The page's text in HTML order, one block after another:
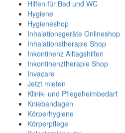
Hilfen für Bad und WC
Hygiene
Hygieneshop
Inhalationsgeräte Onlineshop
Inhalationstherapie Shop
Inkontinenz Alltagshilfen
Inkontinenztherapie Shop
Invacare
Jetzt mieten
Klinik- und Pflegeheimbedarf
Kniebandagen
Körperhygiene
Körperpflege